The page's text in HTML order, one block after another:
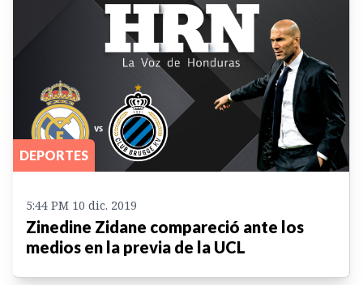
DEPORTES
5:44 PM 10 dic. 2019
Zinedine Zidane compareció ante los
medios en la previa de la UCL